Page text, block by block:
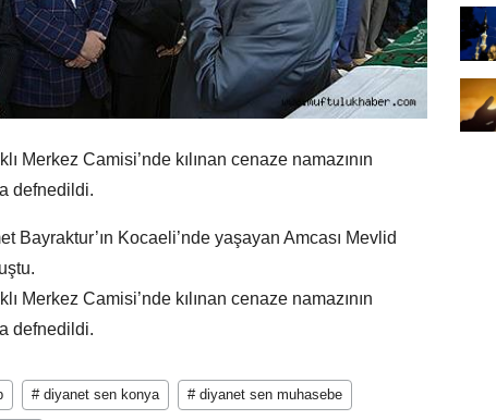
Merkez Camisi’nde kılınan cenaze namazının
defnedildi.
Bayraktur’ın Kocaeli’nde yaşayan Amcası Mevlid
Merkez Camisi’nde kılınan cenaze namazının
defnedildi.
# diyanet sen konya # diyanet sen muhasebe